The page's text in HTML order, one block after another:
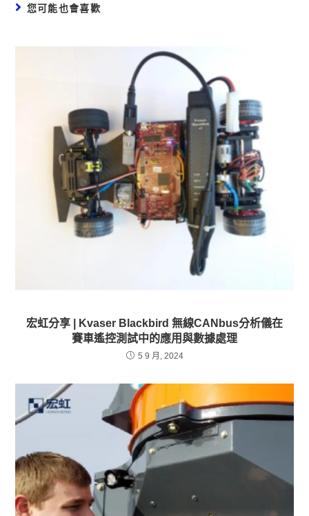
您可能也會喜歡
宏虹分享 | Kvaser Blackbird 無線CANbus分析儀在
賽車遙控測試中的應用與數據處理
5 9 月, 2024